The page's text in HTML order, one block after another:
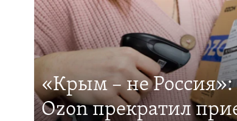
«Крым – не
Ozon прекратил